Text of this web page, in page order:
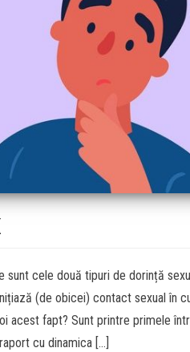
sunt cele două tipuri de dorință
(de obicei) contact sexual în
acest fapt? Sunt printre primele
cu dinamica […]